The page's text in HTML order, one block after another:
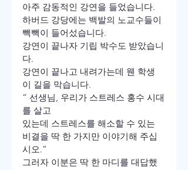
아주 감동적인 강연을 들었습니다.
하버드 강당에는 백발의 노교수들이
빽빽이 들어섰습니다.
강연이 끝나자 기립 박수도 받았습니
다.
강연이 끝나고 내려가는데 웬 학생
이 길을 막습니다.
“ 선생님, 우리가 스트레스 홍수 시대
를 살고
있는데 스트레스를 해소할 수 있는
비결을 딱 한 가지만 이야기해 주십
시오.”
그러자 이분은 딱 한 마디를 대답했